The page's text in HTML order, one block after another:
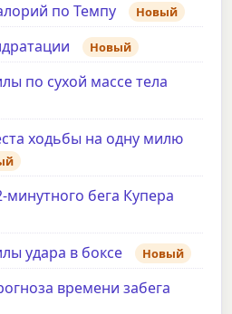
по Темпу Новый
Новый
по сухой массе тела
ходьбы на одну милю
минутного бега Купера
удара в боксе Новый
времени забега